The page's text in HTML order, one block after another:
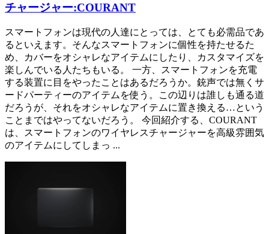
チャージャー:COURANT
スマートフォンは現代の人達にとっては、とても必需品であ
るといえます。そんなスマートフォンに個性を持たせるた
め、カバーをオシャレなアイテムにしたり、カスタマイズを
楽しんでいる人たちもいる。 一方、スマートフォンを充電
する装置に目をやったことはあるだろうか。銃声では無くサ
ードパーティーのアイテムを使う。この辺りは誰しも通る道
だろうが、それをオシャレなアイテムに置き換える…という
ことまではやってないだろう。 今回紹介する、COURANT
は、スマートフォンのワイヤレスチャージャーを高級雰囲気
のアイテムにしてしまっ ...